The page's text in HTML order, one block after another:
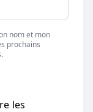
nom et mon
prochains
les